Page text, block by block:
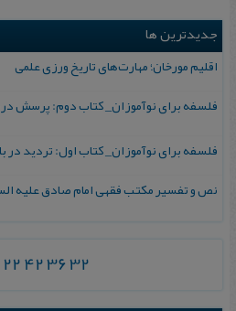
جدیدترین ها
اقلیم مورخان؛ مهارت‌های تاریخ ورزی علمی
فلسفه برای نوآموزان_ کتاب دوم: پرسش
فلسفه برای نوآموزان_ کتاب اول: تردید در
نص و تفسیر مکتب فقهی امام صادق علیه
22 42 36 32